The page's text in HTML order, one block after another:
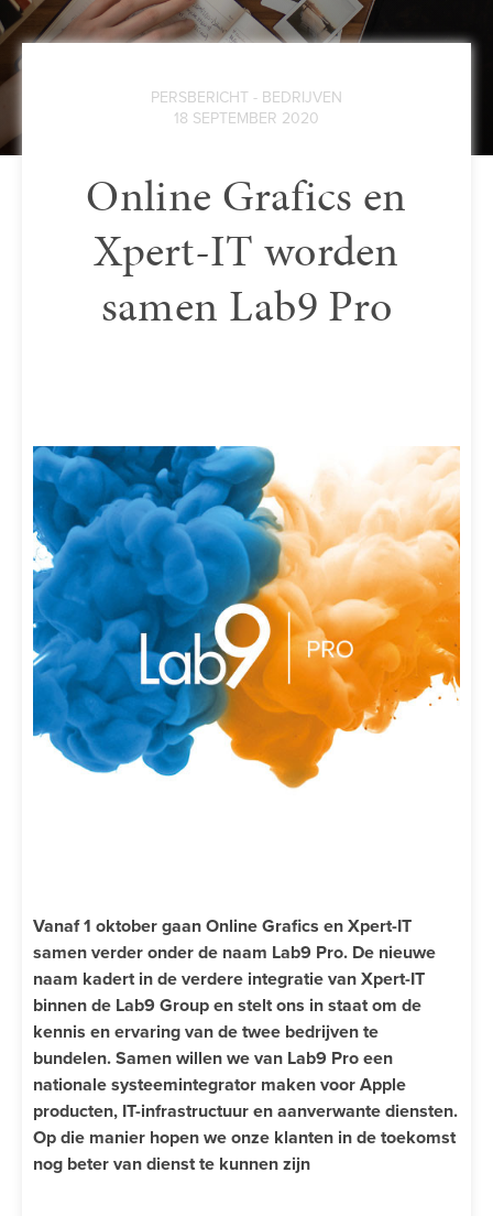
PERSBERICHT - BEDRIJVEN
18 SEPTEMBER 2020
Online Grafics en
Xpert-IT worden
samen Lab9 Pro
Vanaf 1 oktober gaan Online Grafics en Xpert-IT
samen verder onder de naam Lab9 Pro. De nieuwe
naam kadert in de verdere integratie van Xpert-IT
binnen de Lab9 Group en stelt ons in staat om de
kennis en ervaring van de twee bedrijven te
bundelen. Samen willen we van Lab9 Pro een
nationale systeemintegrator maken voor Apple
producten, IT-infrastructuur en aanverwante diensten.
Op die manier hopen we onze klanten in de toekomst
nog beter van dienst te kunnen zijn